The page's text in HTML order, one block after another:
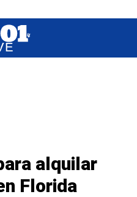
alquilar
Florida